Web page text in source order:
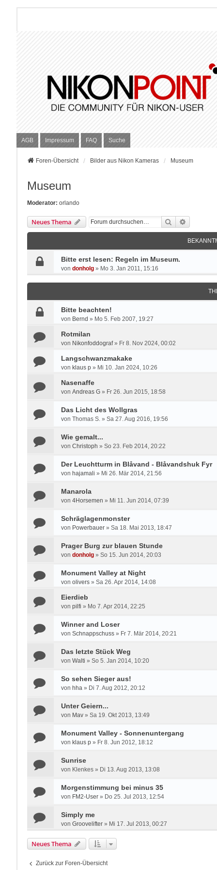
AGB Impressum FAQ Suche
Foren-Übersicht Bilder aus Nikon Kameras Museum
Museum
Moderator: orlando
Neues Thema Suche
Bitte erst lesen: Regeln im Museum.
von donholg» Mo 3. Jan 2011, 15:16
Bitte beachten!
von Bernd » Mo 5. Feb 2007, 19:27
Rotmilan
von Nikonfoddograf» Fr 8. Nov 2024, 00:02
Langschwanzmakake
von klaus p» Mi 10. Jan 2024, 10:26
Nasenaffe
von Andreas G» Fr 26. Jun 2015, 18:58
Das Licht des Wollgras
von Thomas S.» Sa 27. Aug 2016, 19:56
Wie gemalt...
von Christoph » So 23. Feb 2014, 20:22
Der Leuchtturm in Blåvand - Blåvandshuk Fyr
von hajamali » Mi 26. Mär 2014, 21:56
Manarola
von 4Horsemen » Mi 11. Jun 2014, 07:39
Schräglagenmonster
von Powerbauer» Sa 18. Mai 2013, 18:47
Prager Burg zur blauen Stunde
von donholg» So 15. Jun 2014, 20:03
Monument Valley at Night
von olivers» Sa 26. Apr 2014, 14:08
Eierdieb
von pilfi » Mo 7. Apr 2014, 22:25
Winner and Loser
von Schnappschuss» Fr 7. Mär 2014, 20:21
Das letzte Stück Weg
von Walti » So 5. Jan 2014, 10:20
So sehen Sieger aus!
von hha» Di 7. Aug 2012, 20:12
Unter Geiern...
von Mav» Sa 19. Okt 2013, 13:49
Monument Valley - Sonnenuntergang
von klaus p» Fr 8. Jun 2012, 18:12
Sunrise
von Klenkes» Di 13. Aug 2013, 13:08
Morgenstimmung bei minus 35
von FM2-User» Do 25. Jul 2013, 12:54
Simply me
von Groovelifter» Mi 17. Jul 2013, 00:27
Neues Thema
Zurück zur Foren-Übersicht